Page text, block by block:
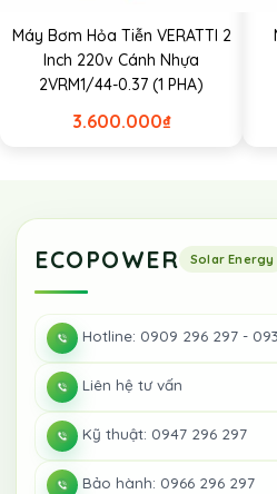
Máy Bơm Hỏa Tiễn VERATTI 2
Inch 220v Cánh Nhựa
2VRM1/44-0.37 (1 PHA)
₫
3.600.000
ECOPOWER
Hotline: 0909 296 297 -
Liên hệ tư vấn
Kỹ thuật: 0947 296 297
Bảo hành: 0966 296 297